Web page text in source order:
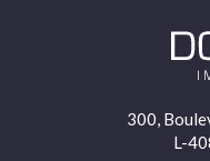
300,
L-